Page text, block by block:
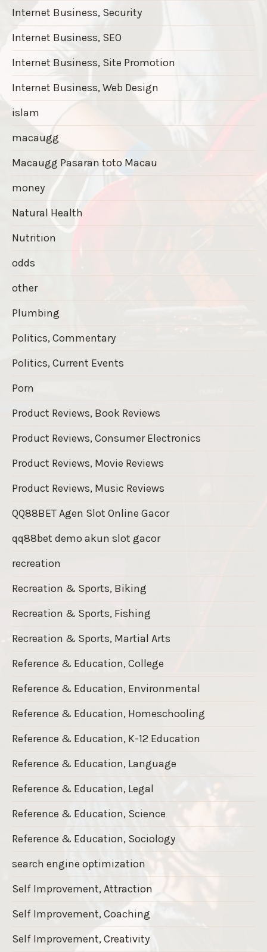
Internet Business, Security
Internet Business, SEO
Internet Business, Site Promotion
Internet Business, Web Design
islam
macaugg
Macaugg Pasaran toto Macau
money
Natural Health
Nutrition
odds
other
Plumbing
Politics, Commentary
Politics, Current Events
Porn
Product Reviews, Book Reviews
Product Reviews, Consumer Electronics
Product Reviews, Movie Reviews
Product Reviews, Music Reviews
QQ88BET Agen Slot Online Gacor
qq88bet demo akun slot gacor
recreation
Recreation & Sports, Biking
Recreation & Sports, Fishing
Recreation & Sports, Martial Arts
Reference & Education, College
Reference & Education, Environmental
Reference & Education, Homeschooling
Reference & Education, K-12 Education
Reference & Education, Language
Reference & Education, Legal
Reference & Education, Science
Reference & Education, Sociology
search engine optimization
Self Improvement, Attraction
Self Improvement, Coaching
Self Improvement, Creativity